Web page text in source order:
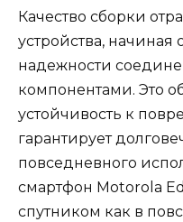
Качество сборки
устройства, начиная
надежности
компонентами. Это
устойчивость к
гарантирует
повседневного
смартфон Motorola
спутником как в